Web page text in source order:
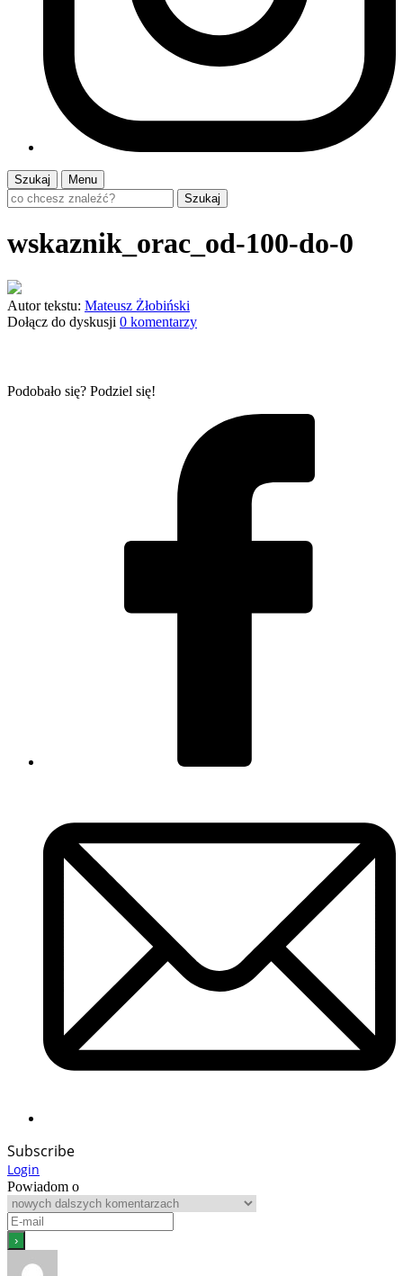
Szukaj
Menu
Szukaj
wskaznik_orac_od-100-do-0
Autor tekstu: Mateusz Żłobiński
Dołącz do dyskusji 0 komentarzy
Podobało się? Podziel się!
Subscribe
Login
Powiadom o